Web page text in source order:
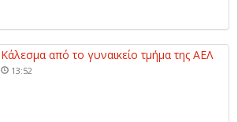
Κάλεσμα από το γυναικείο τμήμα της ΑΕΛ
13:52